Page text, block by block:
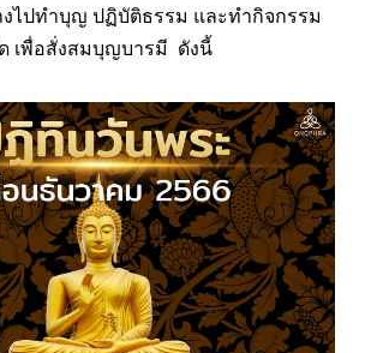
งไปทำบุญ ปฏิบัติธรรม และทำกิจกรรม
เพื่อสั่งสมบุญบารมี ดังนี้